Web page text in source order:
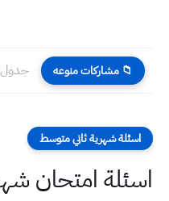
📁 مشاركات منوعه
اسئلة شهرية ثاني متوسط
اسئلة امتحان